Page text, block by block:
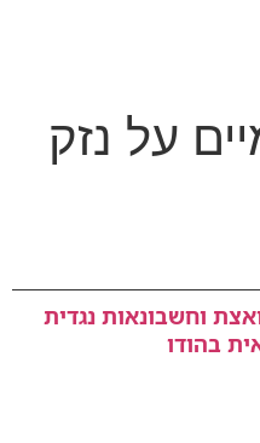
על נזק
וחשבונאות נגדית
בהודו